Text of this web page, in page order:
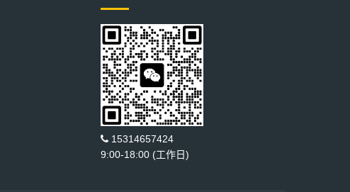
15314657424
9:00-18:00 (工作日)